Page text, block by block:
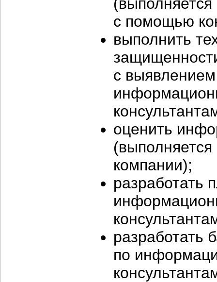
с помощью
выполнить
с выявлением
оценить
компании);
разработать
разработать
по